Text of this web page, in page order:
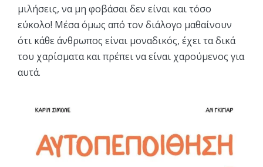
μιλήσεις, να μη φοβάσαι δεν είναι και τόσο
εύκολο! Μέσα όμως από τον διάλογο μαθαίνουν
ότι κάθε άνθρωπος είναι μοναδικός, έχει τα δικά
του χαρίσματα και πρέπει να είναι χαρούμενος για
αυτά.